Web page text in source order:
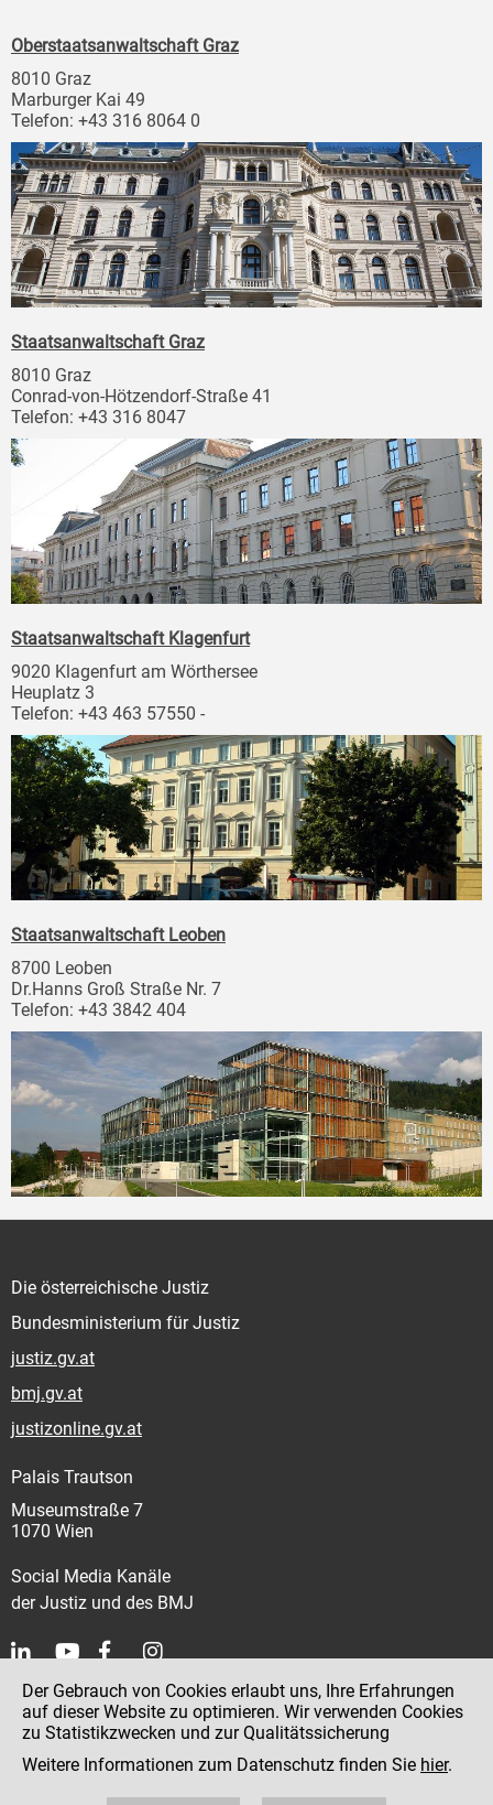
Oberstaatsanwaltschaft Graz
8010 Graz
Marburger Kai 49
Telefon: +43 316 8064 0
Staatsanwaltschaft Graz
8010 Graz
Conrad-von-Hötzendorf-Straße 41
Telefon: +43 316 8047
Staatsanwaltschaft Klagenfurt
9020 Klagenfurt am Wörthersee
Heuplatz 3
Telefon: +43 463 57550 -
Staatsanwaltschaft Leoben
8700 Leoben
Dr.Hanns Groß Straße Nr. 7
Telefon: +43 3842 404
Die österreichische Justiz
Bundesministerium für Justiz
justiz.gv.at
bmj.gv.at
justizonline.gv.at
Palais Trautson
Museumstraße 7
1070 Wien
Social Media Kanäle
der Justiz und des BMJ
Kontakt
Impressum
Datenschutz
Der Gebrauch von Cookies erlaubt uns, Ihre Erfahrungen
auf dieser Website zu optimieren. Wir verwenden Cookies
zu Statistikzwecken und zur Qualitätssicherung
Weitere Informationen zum Datenschutz finden Sie hier.